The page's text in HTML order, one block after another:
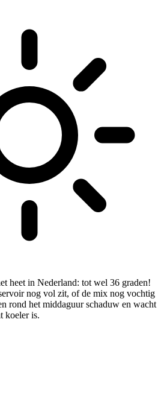
heet in Nederland: tot wel 36 graden!
nog vol zit, of de mix nog vochtig
rond het middaguur schaduw en wacht
koeler is.